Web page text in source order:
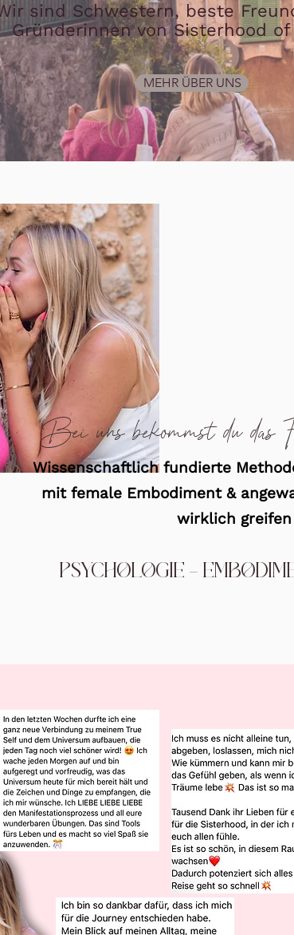
sind Schwestern, beste
Gründerinnen von Sisterhood
MEHR ÜBER UNS
Bei uns bekommst du
Wissenschaftlich fundierte
mit female Embodiment &
wirklich
PSYCHOLOGIE -